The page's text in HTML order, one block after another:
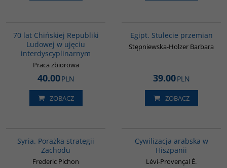
70 lat Chińskiej Republiki
Ludowej w ujęciu
interdyscyplinarnym
Praca zbiorowa
40.00PLN
ZOBACZ
Egipt. Stulecie przemian
Stępniewska-Holzer Barbara
39.00PLN
ZOBACZ
Syria. Porażka strategii
Zachodu
Frederic Pichon
Cywilizacja arabska w
Hiszpanii
Lévi-Provençal É.